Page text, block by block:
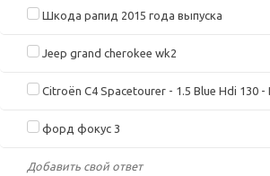
Шкода рапид 2015 года выпуска
Jeep grand cherokee wk2
Citroën C4 Spacetourer - 1.5 Blue Hdi 130 -
форд фокус 3
Добавить свой ответ